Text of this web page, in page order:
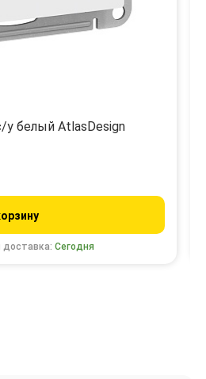
у белый AtlasDesign
доставка:Сегодня